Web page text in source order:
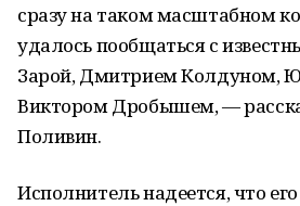
сразу на таком масштабном
удалось пообщаться с
Зарой, Дмитрием Колдуном,
Виктором Дробышем, —
Поливин.
Исполнитель надеется, что